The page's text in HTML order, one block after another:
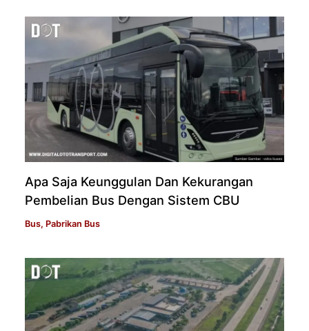
Apa Saja Keunggulan Dan Kekurangan
Pembelian Bus Dengan Sistem CBU
Bus, Pabrikan Bus